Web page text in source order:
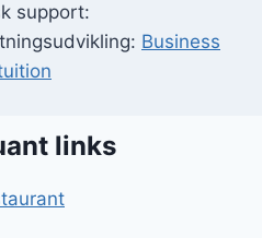
support:
Business
links